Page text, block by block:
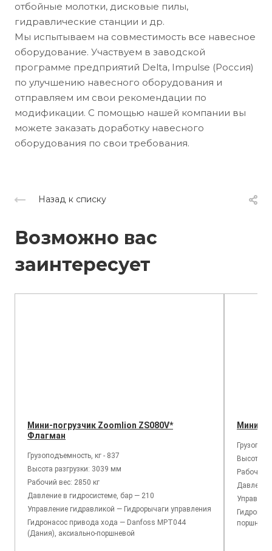
отбойные молотки, дисковые пилы,
гидравлические станции и др.
Мы испытываем на совместимость все навесное
оборудование. Участвуем в заводской
программе предприятий Delta, Impulse (Россия)
по улучшению навесного оборудования и
отправляем им свои рекомендации по
модификации. С помощью нашей компании вы
можете заказать доработку навесного
оборудования по свои требования.
Назад к списку
Возможно вас
заинтересует
Мини-погрузчик Zoomlion ZS080V*
Флагман
Грузоподъемность, кг - 837
Высота разгрузки: 3039 мм
Рабочий вес: 2850 кг
Давление в гидросистеме, бар — 210
Управление гидравликой — Гидрорычаги управления
Гидронасос привода хода — Danfoss MPT044
(Дания), аксиально-поршневой
Мини-
Высота
Рабочий
Давление